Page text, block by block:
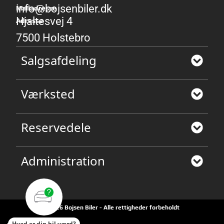
Mailadresse
info@bojsenbiler.dk
Adresse
Hjaltesvej 4
7500 Holstebro
Salgsafdeling
Værksted
Reservedele
Administration
©2026 Bojsen Biler - Alle rettigheder forbeholdt